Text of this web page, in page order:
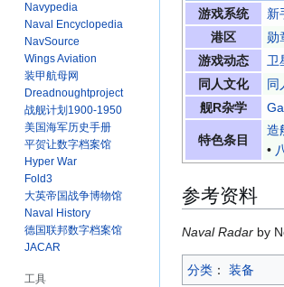
游戏系统
新
港区
勋
游戏动态
卫
同人文化
同
舰R杂学
特色条目
造
•
参考资料
Naval Radar by
分类 ：​ 装备
Navypedia
Naval Encyclopedia
NavSource
Wings Aviation
装甲航母网
Dreadnoughtproject
战舰计划1900-1950
美国海军历史手册
平贺让数字档案馆
Hyper War
Fold3
大英帝国战争博物馆
Naval History
德国联邦数字档案馆
JACAR
工具